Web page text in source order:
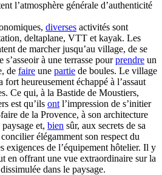
l’atmosphère générale d’authenticité
diverses activités sont
deltaplane, VTT et kayak. Les
de marcher jusqu’au village, de se
s’asseoir à une terrasse pourprendre un
de faire une partie de boules. Le village
heureusement échappé à l’assaut
Ce qui, à la Bastide de Moustiers,
est qu’ils ont l’impression de s’initier
de la Provence, à son architecture
et, bien sûr, aux secrets de sa
élégamment son respect du
exigences de l’équipement hôtelier. Il y
en offrant une vue extraordinaire sur la
dans le paysage.